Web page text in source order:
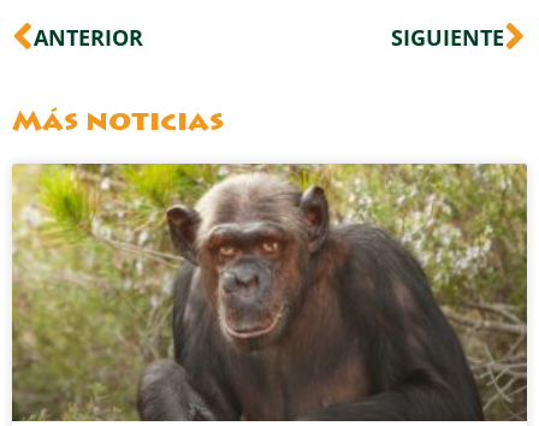
Ant
ANTERIOR SIGUIENTE
Más noticias